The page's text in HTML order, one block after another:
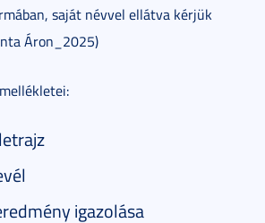
saját névvel ellátva kérjük
Áron_2025)
igazolása